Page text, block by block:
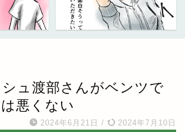
ュ渡部さんがベンツで
悪くない
2024年6月21日 / 2024年7月10日